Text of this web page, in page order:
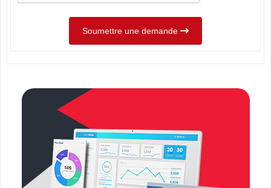
Soumettre une demande